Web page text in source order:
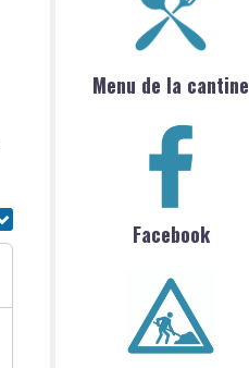
Menu de la cantine
Facebook